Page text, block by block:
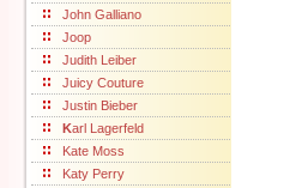
John Galliano
Joop
Judith Leiber
Juicy Couture
Justin Bieber
Karl Lagerfeld
Kate Moss
Katy Perry